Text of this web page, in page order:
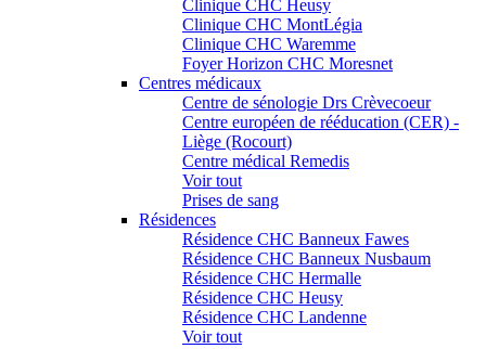
Clinique CHC Heusy
Clinique CHC MontLégia
Clinique CHC Waremme
Foyer Horizon CHC Moresnet
Centres médicaux
Centre de sénologie Drs Crèvecoeur
Centre européen de rééducation (CER) -
Liège (Rocourt)
Centre médical Remedis
Voir tout
Prises de sang
Résidences
Résidence CHC Banneux Fawes
Résidence CHC Banneux Nusbaum
Résidence CHC Hermalle
Résidence CHC Heusy
Résidence CHC Landenne
Voir tout